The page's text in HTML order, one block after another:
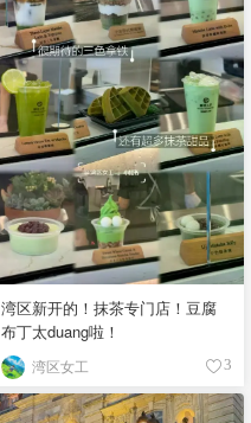
湾区新开的！抹茶专门店！豆腐
布丁太duang啦！
湾区女工 3